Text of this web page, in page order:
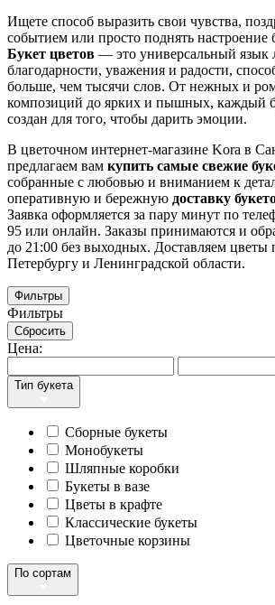
Ищете способ выразить свои чувства,
событием или просто поднять настроение
Букет цветов — это универсальный язык
благодарности, уважения и радости,
больше, чем тысячи слов. От нежных и
композиций до ярких и пышных, каждый
создан для того, чтобы дарить эмоции.
В цветочном интернет-магазине Kora в
предлагаем вам купить самые свежие
собранные с любовью и вниманием к
оперативную и бережную доставку
Заявка оформляется за пару минут по
95 или онлайн. Заказы принимаются и
до 21:00 без выходных. Доставляем цветы
Петербургу и Ленинградской области.
Фильтры
Фильтры
Сбросить
Цена:
Тип букета
Сборные букеты
Монобукеты
Шляпные коробки
Букеты в вазе
Цветы в крафте
Классические букеты
Цветочные корзины
По сортам